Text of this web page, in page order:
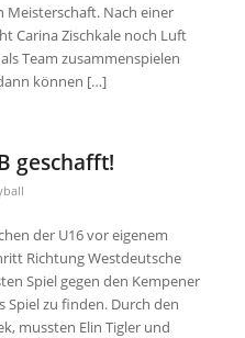
Nach einer
Carina Zischkale noch Luft
Team zusammenspielen
können […]
geschafft!
der U16 vor eigenem
Richtung Westdeutsche
Spiel gegen den Kempener
Spiel zu finden. Durch den
mussten Elin Tigler und